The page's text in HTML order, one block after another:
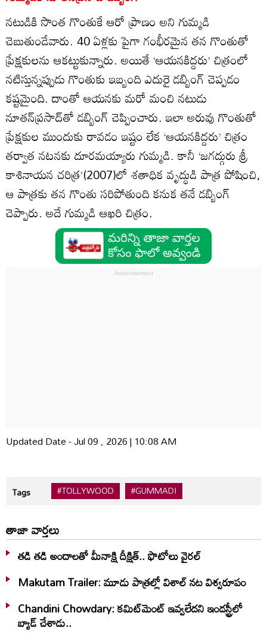
నటుడికి సొంత గొంతుకే ఆరో ప్రాణం అని గుమ్మడి
చెబుతుండేవారు. 40 ఏళ్లకు పైగా గంభీరమైన తన గొంతుతో
ప్రేక్షకులను ఆకట్టుకున్నారు. అయితే ‘ఆయనకిద్దరు’ చిత్రంలో
నటిస్తున్నప్పుడు గొంతుకు ఇబ్బంది ఎదురై డబ్బింగ్‌ చెప్పడం
కష్టమైంది. దాంతో ఆయనకు మరో మంచి నటుడు
నూతన్‌ప్రసాద్‌తో డబ్బింగ్‌ చెప్పించారు. ఇలా అరువు గొంతుతో
ప్రేక్షకుల ముందుకు రావడం ఇష్టం లేక ‘ఆయనకిద్దరు’ చిత్రం
తర్వాత నటనకు దూరమయ్యారు గుమ్మడి. కానీ ‘జగద్గురు శ్రీ
కాశినాయన చరిత్ర’(2007)లో శతాధిక వృద్ధుడి పాత్ర పోషించి,
ఆ పాత్రకు తన గొంతు సరిపోతుంది కనుక తనే డబ్బింగ్‌
చెప్పారు. అదే గుమ్మడి ఆఖరి చిత్రం.
Updated Date - Jul 09 , 2026 | 10:08 AM
Tags #TOLLYWOOD #GUMMADI
తాజా వార్తలు
తడి తడి అందాలతో మీనాక్షి దీక్షిత్‌.. ఫొటోలు వైరల్
Makutam Trailer: మూడు పాత్రల్లో విశాల్ నట విశ్వరూపం
Chandini Chowdary: కమిట్‌మెంట్ ఇవ్వలేదని ఇండస్ట్రీలో
బ్యాడ్ చేశాడు..